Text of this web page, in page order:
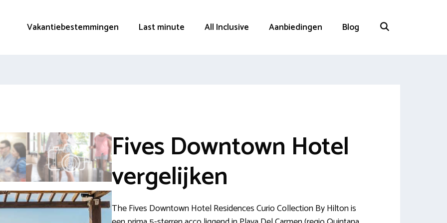
Vakantiebestemmingen Last minute All Inclusive Aanbiedingen Blog
Fives Downtown Hotel
vergelijken
The Fives Downtown Hotel Residences Curio Collection By Hilton is